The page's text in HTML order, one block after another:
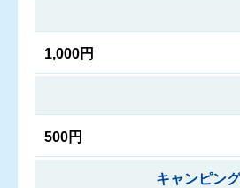
1,000円
500円
キャンピン